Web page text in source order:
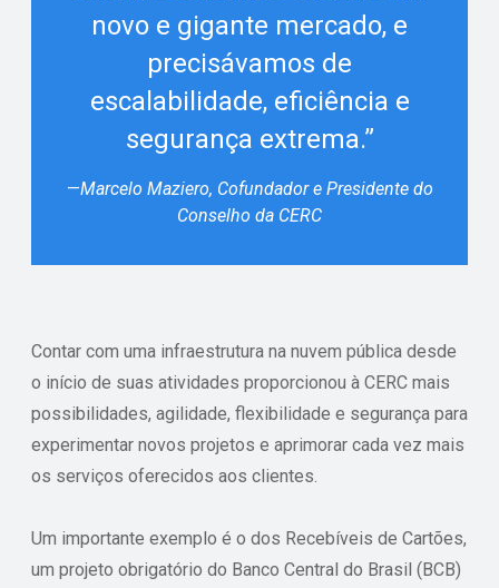
novo e gigante mercado, e
precisávamos de
escalabilidade, eficiência e
segurança extrema.”
—Marcelo Maziero, Cofundador e Presidente do
Conselho da CERC
Contar com uma infraestrutura na nuvem pública desde
o início de suas atividades proporcionou à CERC mais
possibilidades, agilidade, flexibilidade e segurança para
experimentar novos projetos e aprimorar cada vez mais
os serviços oferecidos aos clientes.
Um importante exemplo é o dos Recebíveis de Cartões,
um projeto obrigatório do Banco Central do Brasil (BCB)